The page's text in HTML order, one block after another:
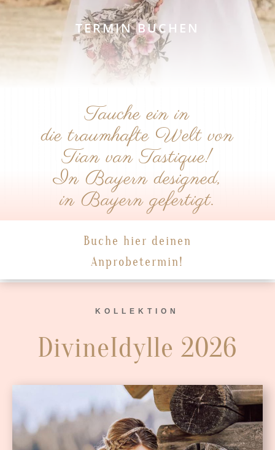
TERMIN BUCHEN
Tauche ein in
die traumhafte Welt von
Tian van Tastique!
In Bayern designed,
in Bayern gefertigt.
Buche hier deinen
Anprobetermin!
KOLLEKTION
DivineIdylle 2026